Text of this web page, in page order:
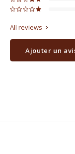
All reviews
Ajouter un